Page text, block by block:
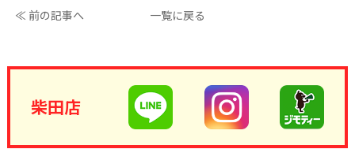
≪ 前の記事へ 一覧に戻る
柴田店